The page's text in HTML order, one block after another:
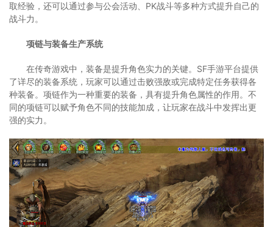
取经验，还可以通过参与公会活动、PK战斗等多种方式提升自己的
战斗力。
项链与装备生产系统
在传奇游戏中，装备是提升角色实力的关键。SF手游平台提供
了详尽的装备系统，玩家可以通过击败强敌或完成特定任务获得各
种装备。项链作为一种重要的装备，具有提升角色属性的作用。不
同的项链可以赋予角色不同的技能加成，让玩家在战斗中发挥出更
强的实力。